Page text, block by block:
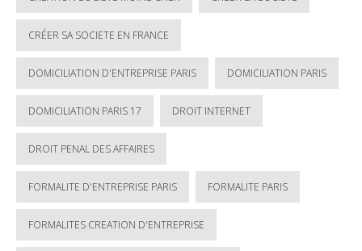
CRÉER SA SOCIETE EN FRANCE
DOMICILIATION D'ENTREPRISE PARIS DOMICILIATION PARIS
DOMICILIATION PARIS 17 DROIT INTERNET
DROIT PENAL DES AFFAIRES
FORMALITE D'ENTREPRISE PARIS FORMALITE PARIS
FORMALITES CREATION D'ENTREPRISE